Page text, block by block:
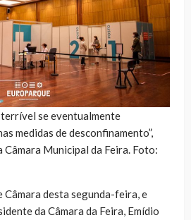
terrível se eventualmente
medidas de desconfinamento”,
Municipal da Feira. Foto:
Câmara desta segunda-feira, e
da Câmara da Feira, Emídio